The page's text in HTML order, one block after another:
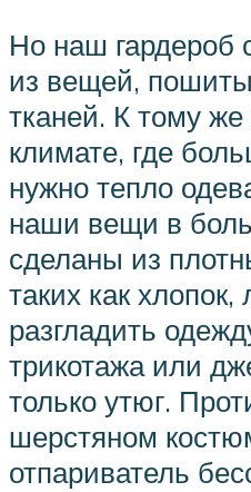
Но наш гардероб
из вещей,
тканей. К тому
климате, где
нужно тепло
наши вещи в
сделаны из
таких как
разгладить
трикотажа или
только утюг.
шерстяном
отпариватель